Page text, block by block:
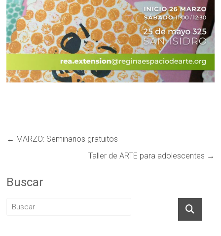
← MARZO: Seminarios gratuitos
Taller de ARTE para adolescentes →
Buscar